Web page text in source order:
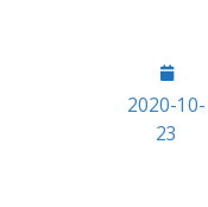
2020-10-
23